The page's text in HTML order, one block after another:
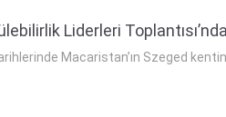
Liderleri
Macaristan’ın Szeged